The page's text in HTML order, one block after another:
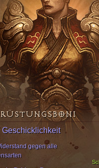
Geschicklichkeit
gegen alle